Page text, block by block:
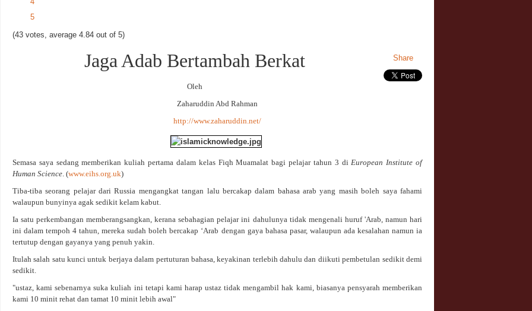
5
(43 votes, average 4.84 out of 5)
Share
Jaga Adab Bertambah Berkat
Oleh
Zaharuddin Abd Rahman
http://www.zaharuddin.net/
Semasa saya sedang memberikan kuliah pertama dalam kelas Fiqh Muamalat bagi pelajar tahun 3 diEuropean Institute of
Human Science. (www.eihs.org.uk)
Tiba-tiba seorang pelajar dari Russia mengangkat tangan lalu bercakap dalam bahasa arab yang masih boleh saya fahami
walaupun bunyinya agak sedikit kelam kabut.
Ia satu perkembangan memberangsangkan, kerana sebahagian pelajar ini dahulunya tidak mengenali huruf 'Arab, namun hari
ini dalam tempoh 4 tahun, mereka sudah boleh bercakap ‘Arab dengan gaya bahasa pasar, walaupun ada kesalahan namun ia
tertutup dengan gayanya yang penuh yakin.
Itulah salah satu kunci untuk berjaya dalam pertuturan bahasa, keyakinan terlebih dahulu dan diikuti pembetulan sedikit demi
sedikit.
"ustaz, kami sebenarnya suka kuliah ini tetapi kami harap ustaz tidak mengambil hak kami, biasanya pensyarah memberikan
kami 10 minit rehat dan tamat 10 minit lebih awal"